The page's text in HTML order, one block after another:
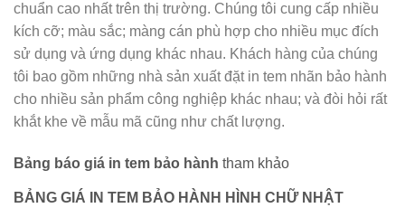
chuẩn cao nhất trên thị trường. Chúng tôi cung cấp nhiều
kích cỡ; màu sắc; màng cán phù hợp cho nhiều mục đích
sử dụng và ứng dụng khác nhau. Khách hàng của chúng
tôi bao gồm những nhà sản xuất đặt in tem nhãn bảo hành
cho nhiều sản phẩm công nghiệp khác nhau; và đòi hỏi rất
khắt khe về mẫu mã cũng như chất lượng.
Bảng báo giá in tem bảo hành tham khảo
BẢNG GIÁ IN TEM BẢO HÀNH HÌNH CHỮ NHẬT